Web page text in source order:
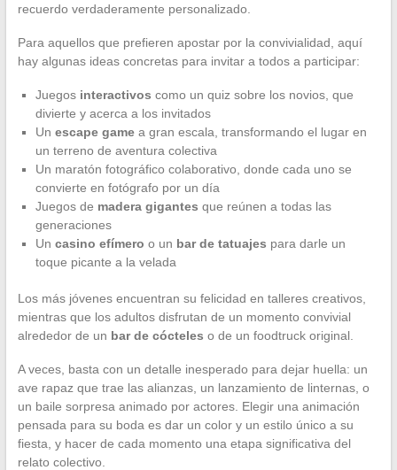
recuerdo verdaderamente personalizado.
Para aquellos que prefieren apostar por la convivialidad, aquí
hay algunas ideas concretas para invitar a todos a participar:
Juegos interactivos como un quiz sobre los novios, que
divierte y acerca a los invitados
Un escape gamea gran escala, transformando el lugar en
un terreno de aventura colectiva
Un maratón fotográfico colaborativo, donde cada uno se
convierte en fotógrafo por un día
Juegos de madera gigantes que reúnen a todas las
generaciones
Un casino efímero o un bar de tatuajes para darle un
toque picante a la velada
Los más jóvenes encuentran su felicidad en talleres creativos,
mientras que los adultos disfrutan de un momento convivial
alrededor de un bar de cócteles o de un foodtruck original.
A veces, basta con un detalle inesperado para dejar huella: un
ave rapaz que trae las alianzas, un lanzamiento de linternas, o
un baile sorpresa animado por actores. Elegir una animación
pensada para su boda es dar un color y un estilo único a su
fiesta, y hacer de cada momento una etapa significativa del
relato colectivo.